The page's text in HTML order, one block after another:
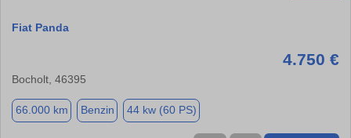
Fiat Panda
4.750 €
Bocholt, 46395
66.000 km Benzin 44 kw (60 PS)